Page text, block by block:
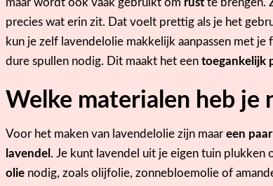
maar wordt ook vaak gebruikt om rust te brengen.
precies wat erin zit. Dat voelt prettig als je het
kun je zelf lavendelolie makkelijk aanpassen met
dure spullen nodig. Dit maakt het een toegankelijk
Welke materialen heb je
Voor het maken van lavendelolie zijn maar een
lavendel . Je kunt lavendel uit je eigen tuin
olie nodig, zoals olijfolie, zonnebloemolie of